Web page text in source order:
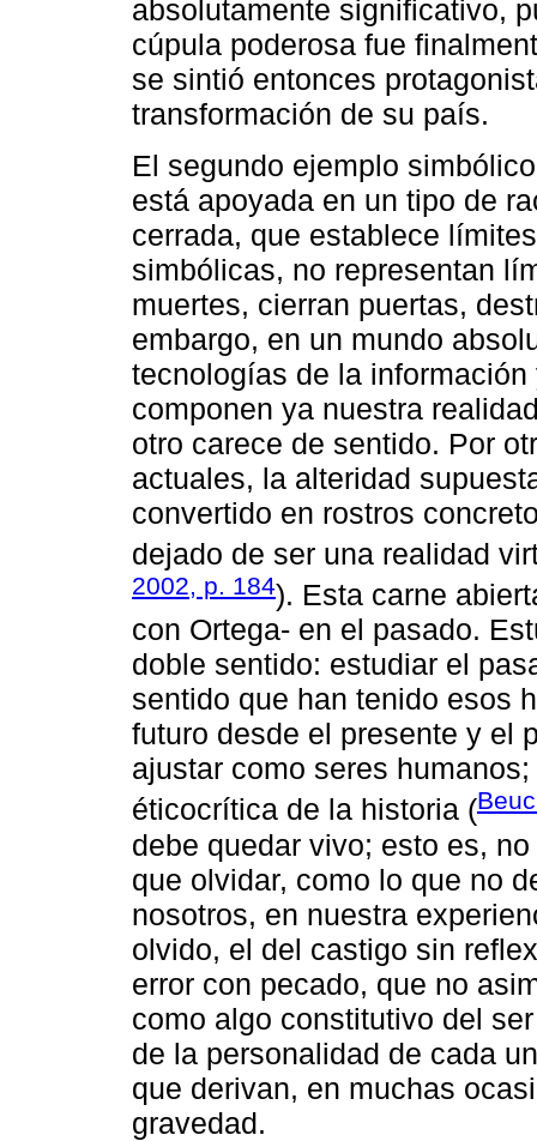
absolutamente significativo,
cúpula poderosa fue
se sintió entonces
transformación de su país.
El segundo ejemplo
está apoyada en un tipo de
cerrada, que establece
simbólicas, no representan
muertes, cierran puertas,
embargo, en un mundo
tecnologías de la
componen ya nuestra
otro carece de sentido. Por
actuales, la alteridad
convertido en rostros
dejado de ser una realidad
2002, p. 184). Esta carne
con Ortega- en el pasado.
doble sentido: estudiar el
sentido que han tenido esos
futuro desde el presente y el
ajustar como seres
éticocrítica de la historia (
debe quedar vivo; esto es,
que olvidar, como lo que no
nosotros, en nuestra
olvido, el del castigo sin
error con pecado, que no
como algo constitutivo del
de la personalidad de cada
que derivan, en muchas
gravedad.